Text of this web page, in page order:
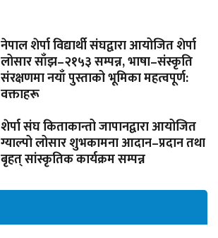
नेपाल शेर्पा विद्यार्थी संघद्वारा आयोजित शेर्पा
लोसार साँझ–२१५३ सम्पन्न, भाषा–संस्कृति
संरक्षणमा नयाँ पुस्ताको भूमिका महत्वपूर्ण:
वक्ताहरू
शेर्पा संघ किताकान्तो जापानद्वारा आयोजित
ग्याल्पो लोसार शुभकामना आदान–प्रदान तथा
बृहत् सांस्कृतिक कार्यक्रम सम्पन्न